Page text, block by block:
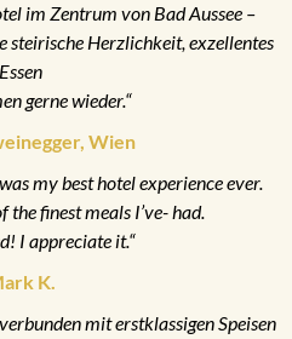
im Zentrum von Bad Aussee –
steirische Herzlichkeit, exzellentes
Essen
gerne wieder.“
Wien
my best hotel experience ever.
the finest meals I’ve- had.
I appreciate it.“
K.
mit erstklassigen Speisen